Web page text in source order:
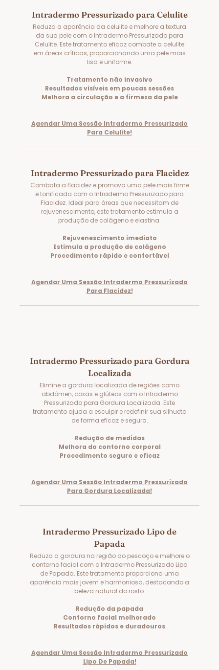
Intradermo Pressurizado para Celulite
Reduza a aparência da celulite e melhore a textura
da sua pele com o Intradermo Pressurizado para
Celulite. Este tratamento eficaz combate a celulite
em áreas críticas, proporcionando uma pele mais
lisa e uniforme.
Tratamento não invasivo
Resultados visíveis em poucas sessões
Melhora a circulação e a firmeza da pele
Agendar Uma Sessão Intradermo Pressurizado
Para Celulite!
Intradermo Pressurizado para Flacidez
Combata a flacidez e promova uma pele mais firme
e tonificada com o Intradermo Pressurizado para
Flacidez. Ideal para áreas que necessitam de
rejuvenescimento, este tratamento estimula a
produção de colágeno e elastina.
Rejuvenescimento imediato
Estimula a produção de colágeno
Procedimento rápido e confortável
Agendar Uma Sessão Intradermo Pressurizado
Para Flacidez!
Intradermo Pressurizado para Gordura
Localizada
Elimine a gordura localizada de regiões como
abdômen, coxas e glúteos com o Intradermo
Pressurizado para Gordura Localizada. Este
tratamento ajuda a esculpir e redefinir sua silhueta
de forma eficaz e segura.
Redução de medidas
Melhora do contorno corporal
Procedimento seguro e eficaz
Agendar Uma Sessão Intradermo Pressurizado
Para Gordura Localizada!
Intradermo Pressurizado Lipo de
Papada
Reduza a gordura na região do pescoço e melhore o
contorno facial com o Intradermo Pressurizado Lipo
de Papada. Este tratamento proporciona uma
aparência mais jovem e harmoniosa, destacando a
beleza natural do rosto.
Redução da papada
Contorno facial melhorado
Resultados rápidos e duradouros
Agendar Uma Sessão Intradermo Pressurizado
Lipo De Papada!